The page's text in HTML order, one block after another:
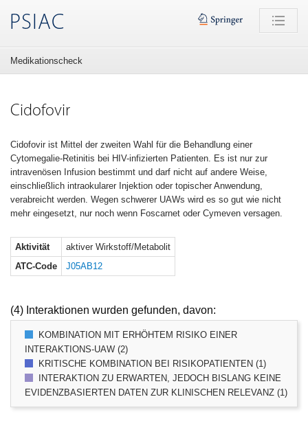
PSIAC
Medikationscheck
Cidofovir
Cidofovir ist Mittel der zweiten Wahl für die Behandlung einer
Cytomegalie-Retinitis bei HIV-infizierten Patienten. Es ist nur zur
intravenösen Infusion bestimmt und darf nicht auf andere Weise,
einschließlich intraokularer Injektion oder topischer Anwendung,
verabreicht werden. Wegen schwerer UAWs wird es so gut wie nicht
mehr eingesetzt, nur noch wenn Foscarnet oder Cymeven versagen.
Aktivität
aktiver Wirkstoff/Metabolit
ATC-Code
J05AB12
(4) Interaktionen wurden gefunden, davon:
KOMBINATION MIT ERHÖHTEM RISIKO EINER
INTERAKTIONS-UAW (2)
KRITISCHE KOMBINATION BEI RISIKOPATIENTEN (1)
INTERAKTION ZU ERWARTEN, JEDOCH BISLANG KEINE
EVIDENZBASIERTEN DATEN ZUR KLINISCHEN RELEVANZ (1)